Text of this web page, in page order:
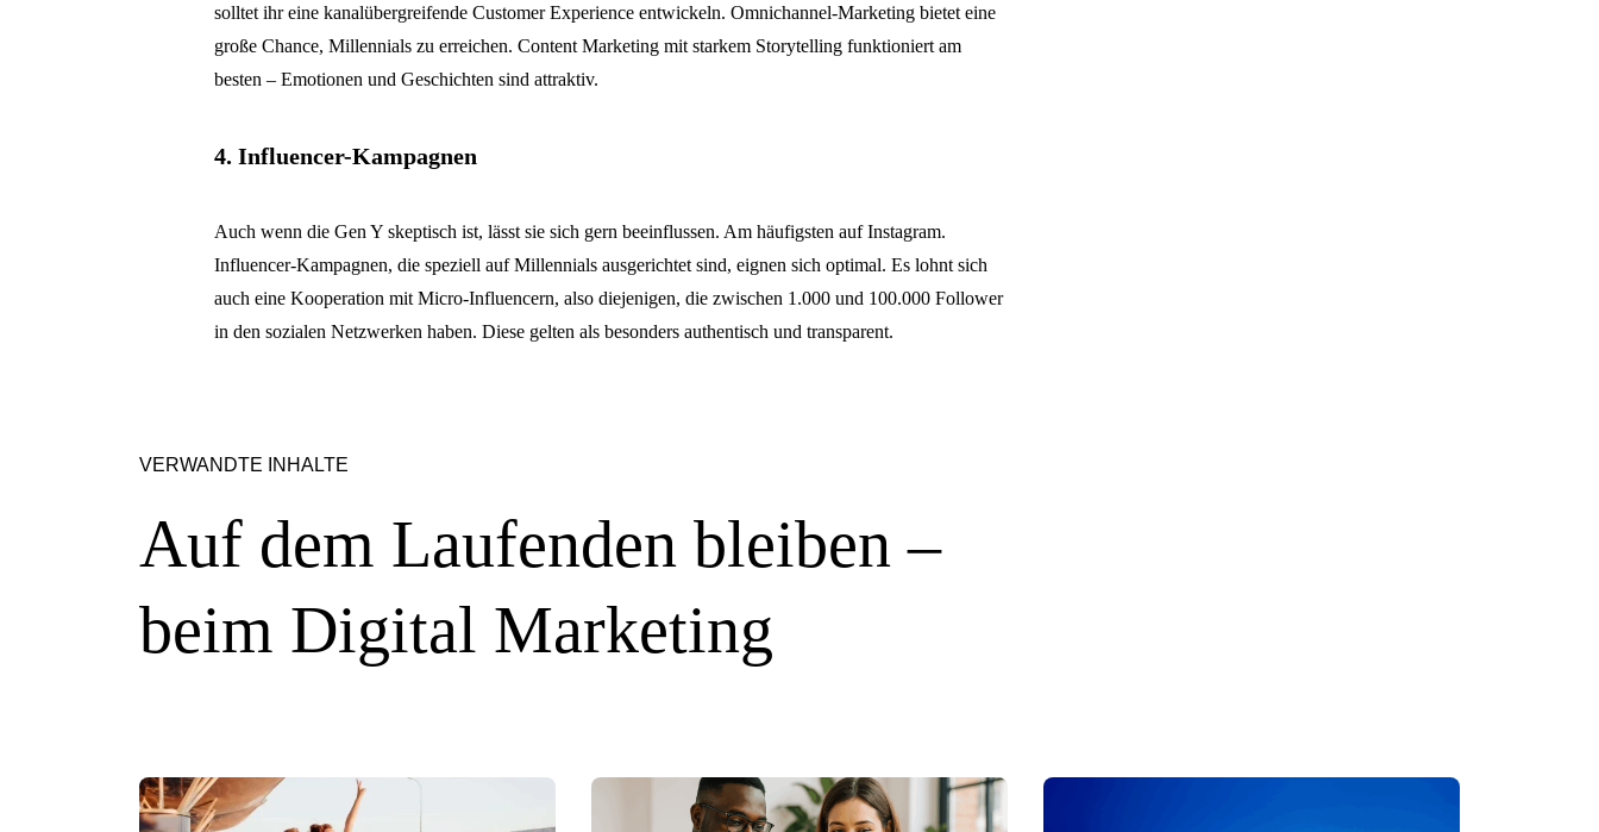
solltet ihr eine kanalübergreifende Customer Experience entwickeln. Omnichannel-Marketing bietet eine
große Chance, Millennials zu erreichen. Content Marketing mit starkem Storytelling funktioniert am
besten – Emotionen und Geschichten sind attraktiv.
4. Influencer-Kampagnen
Auch wenn die Gen Y skeptisch ist, lässt sie sich gern beeinflussen. Am häufigsten auf Instagram.
Influencer-Kampagnen, die speziell auf Millennials ausgerichtet sind, eignen sich optimal. Es lohnt sich
auch eine Kooperation mit Micro-Influencern, also diejenigen, die zwischen 1.000 und 100.000 Follower
in den sozialen Netzwerken haben. Diese gelten als besonders authentisch und transparent.
VERWANDTE INHALTE
Auf dem Laufenden bleiben –
beim Digital Marketing